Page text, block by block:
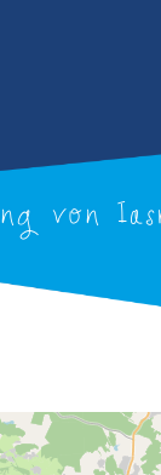
von